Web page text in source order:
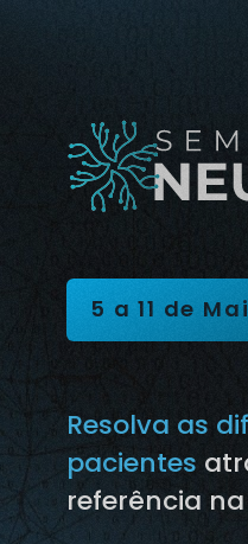
5 a 11 de
Resolva as
pacientes
referência